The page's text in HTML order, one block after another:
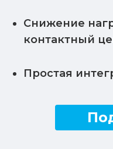
Снижение
контактный
Простая